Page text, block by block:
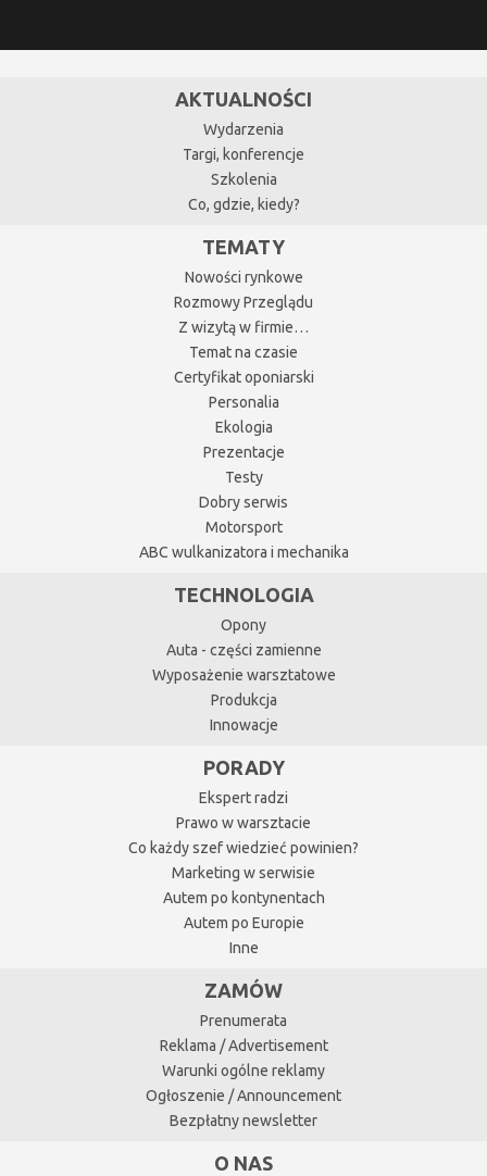
AKTUALNOŚCI
Wydarzenia
Targi, konferencje
Szkolenia
Co, gdzie, kiedy?
TEMATY
Nowości rynkowe
Rozmowy Przeglądu
Z wizytą w firmie…
Temat na czasie
Certyfikat oponiarski
Personalia
Ekologia
Prezentacje
Testy
Dobry serwis
Motorsport
ABC wulkanizatora i mechanika
TECHNOLOGIA
Opony
Auta - części zamienne
Wyposażenie warsztatowe
Produkcja
Innowacje
PORADY
Ekspert radzi
Prawo w warsztacie
Co każdy szef wiedzieć powinien?
Marketing w serwisie
Autem po kontynentach
Autem po Europie
Inne
ZAMÓW
Prenumerata
Reklama / Advertisement
Warunki ogólne reklamy
Ogłoszenie / Announcement
Bezpłatny newsletter
O NAS